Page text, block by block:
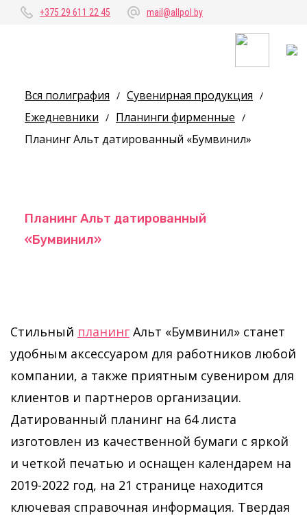
+375 29 611 22 45 mail@allpol.by
Вся полиграфия / Сувенирная продукция /
Ежедневники / Планинги фирменные /
Планинг Альт датированный «Бумвинил»
Планинг Альт датированный
«Бумвинил»
Стильный планинг Альт «Бумвинил» станет
удобным аксессуаром для работников любой
компании, а также приятным сувениром для
клиентов и партнеров организации.
Датированный планинг на 64 листа
изготовлен из качественной бумаги с яркой
и четкой печатью и оснащен календарем на
2019-2022 год, на 21 странице находится
ключевая справочная информация. Твердая